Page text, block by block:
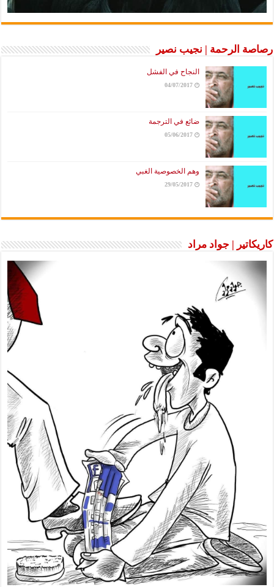
رصاصة الرحمة | نجيب نصير
النجاح في الفشل
04/07/2017
ضائع في الترجمة
05/06/2017
وهم الخصوصية الغبي
29/05/2017
كاريكاتير | جواد مراد